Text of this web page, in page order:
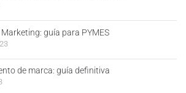
guía para PYMES
de marca: guía definitiva